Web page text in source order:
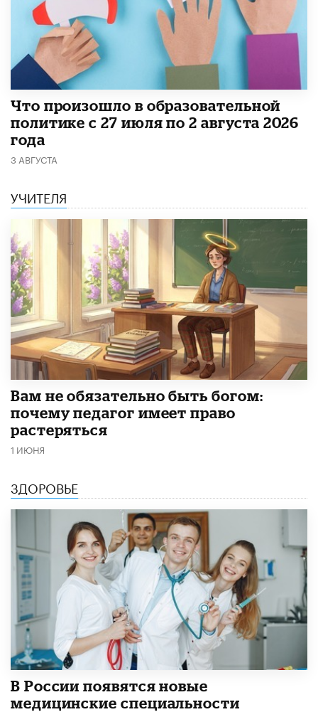
​Что произошло в образовательной
политике с 27 июля по 2 августа 2026
года
3 АВГУСТА
УЧИТЕЛЯ
​Вам не обязательно быть богом:
почему педагог имеет право
растеряться
1 ИЮНЯ
ЗДОРОВЬЕ
В России появятся новые
медицинские специальности